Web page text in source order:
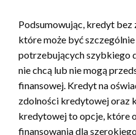
Podsumowując, kredyt bez
które może być
potrzebujących szybkiego
nie chcą lub nie mogą
finansowej. Kredyt na
zdolności kredytowej oraz
kredytowej to opcje, które
finansowania dla